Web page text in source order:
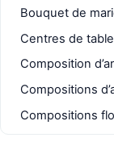
Bouquet de
Centres de
Composition
Compositions
Compositions